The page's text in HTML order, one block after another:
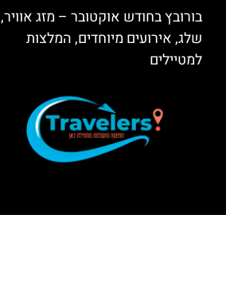
בורובץ בחודש אוקטובר – מזג אוויר,
שלג, אירועים מיוחדים, המלצות
למטיילים